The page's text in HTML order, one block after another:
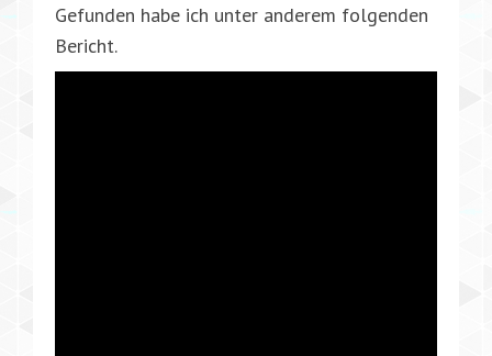
Gefunden habe ich unter anderem folgenden
Bericht.